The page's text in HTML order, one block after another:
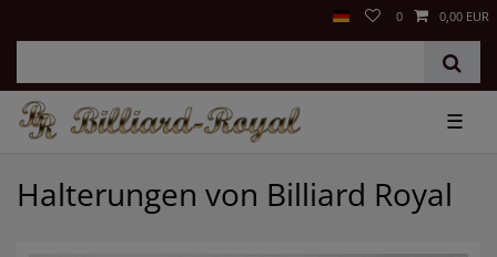
0 0,00 EUR
☰
Halterungen von Billiard Royal